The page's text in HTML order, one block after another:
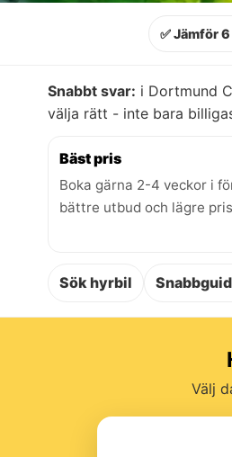
✅ Jämför
Snabbt svar: i Dortmund
välja rätt - inte bara
Bäst pris
Boka gärna 2-4 veckor i
bättre utbud och lägre
Sök hyrbil
Välj